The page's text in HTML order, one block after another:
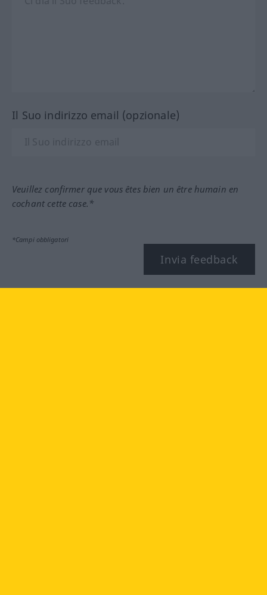
Il Suo indirizzo email (opzionale)
Veuillez confirmer que vous êtes bien un être humain en
cochant cette case.*
*Campi obbligatori
Invia feedback